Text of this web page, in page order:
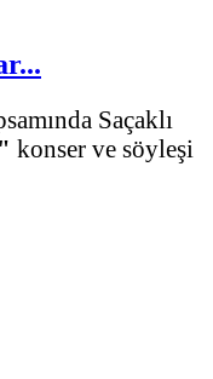
Saçaklı
konser ve söyleşi